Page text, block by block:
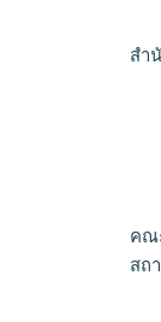
สำ
คณ
สถ